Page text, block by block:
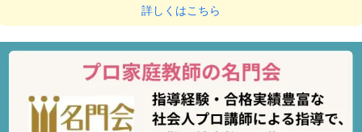
詳しくはこちら